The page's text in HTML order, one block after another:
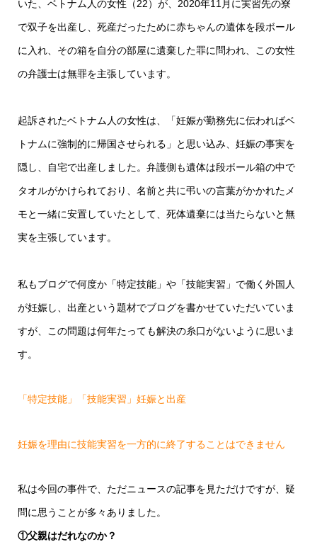
いた、ベトナム人の女性（22）が、2020年11月に実習先の寮
で双子を出産し、死産だったために赤ちゃんの遺体を段ボール
に入れ、その箱を自分の部屋に遺棄した罪に問われ、この女性
の弁護士は無罪を主張しています。
起訴されたベトナム人の女性は、「妊娠が勤務先に伝わればベ
トナムに強制的に帰国させられる」と思い込み、妊娠の事実を
隠し、自宅で出産しました。弁護側も遺体は段ボール箱の中で
タオルがかけられており、名前と共に弔いの言葉がかかれたメ
モと一緒に安置していたとして、死体遺棄には当たらないと無
実を主張しています。
私もブログで何度か「特定技能」や「技能実習」で働く外国人
が妊娠し、出産という題材でブログを書かせていただいていま
すが、この問題は何年たっても解決の糸口がないように思いま
す。
「特定技能」「技能実習」妊娠と出産
妊娠を理由に技能実習を一方的に終了することはできません
私は今回の事件で、ただニュースの記事を見ただけですが、疑
問に思うことが多々ありました。
①父親はだれなのか？